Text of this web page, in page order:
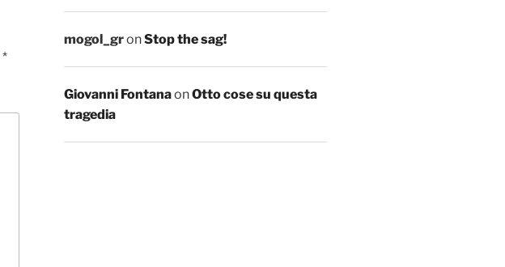
*
mogol_gronStop the sag!
Giovanni FontanaonOtto cose su questa
tragedia